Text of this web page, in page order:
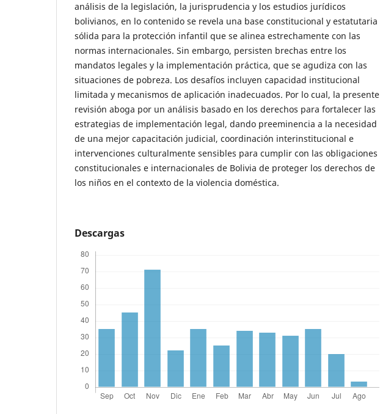
análisis de la legislación, la jurisprudencia y los estudios jurídicos
bolivianos, en lo contenido se revela una base constitucional y estatutaria
sólida para la protección infantil que se alinea estrechamente con las
normas internacionales. Sin embargo, persisten brechas entre los
mandatos legales y la implementación práctica, que se agudiza con las
situaciones de pobreza. Los desafíos incluyen capacidad institucional
limitada y mecanismos de aplicación inadecuados. Por lo cual, la presente
revisión aboga por un análisis basado en los derechos para fortalecer las
estrategias de implementación legal, dando preeminencia a la necesidad
de una mejor capacitación judicial, coordinación interinstitucional e
intervenciones culturalmente sensibles para cumplir con las obligaciones
constitucionales e internacionales de Bolivia de proteger los derechos de
los niños en el contexto de la violencia doméstica.
Descargas